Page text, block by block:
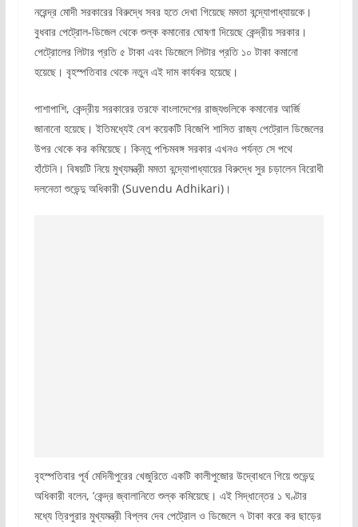
নরেন্দ্র মোদী সরকারের বিরুদ্ধে সবর হতে দেখা গিয়েছে মমতা বন্দ্যোপাধ্যায়কে।
বুধবার পেট্রোল-ডিজেল থেকে শুল্ক কমানোর ঘোষণা দিয়েছে কেন্দ্রীয় সরকার।
পেট্রোলের লিটার প্রতি ৫ টাকা এবং ডিজেলে লিটার প্রতি ১০ টাকা কমানো
হয়েছে। বৃহস্পতিবার থেকে নতুন এই দাম কার্যকর হয়েছে।
পাশাপাশি, কেন্দ্রীয় সরকারের তরফে বাংলাদেশের রাজ্যগুলিকে কমানোর আর্জি
জানানো হয়েছে। ইতিমধ্যেই বেশ কয়েকটি বিজেপি শাসিত রাজ্য পেট্রোল ডিজেলের
উপর থেকে কর কমিয়েছে। কিন্তু পশ্চিমবঙ্গ সরকার এখনও পর্যন্ত সে পথে
হাঁটেনি। বিষয়টি নিয়ে মুখ্যমন্ত্রী মমতা বন্দ্যোপাধ্যায়ের বিরুদ্ধে সুর চড়ালেন বিরোধী
দলনেতা শুভেন্দু অধিকারী (Suvendu Adhikari)।
বৃহস্পতিবার পূর্ব মেদিনীপুরের খেজুরিতে একটি কালীপুজোর উদ্বোধনে গিয়ে শুভেন্দু
অধিকারী বলেন, ‘কেন্দ্র জ্বালানিতে শুল্ক কমিয়েছে। এই সিদ্ধান্তের ১ ঘণ্টার
মধ্যে ত্রিপুরার মুখ্যমন্ত্রী বিপ্লব দেব পেট্রোল ও ডিজেলে ৭ টাকা করে কর ছাড়ের